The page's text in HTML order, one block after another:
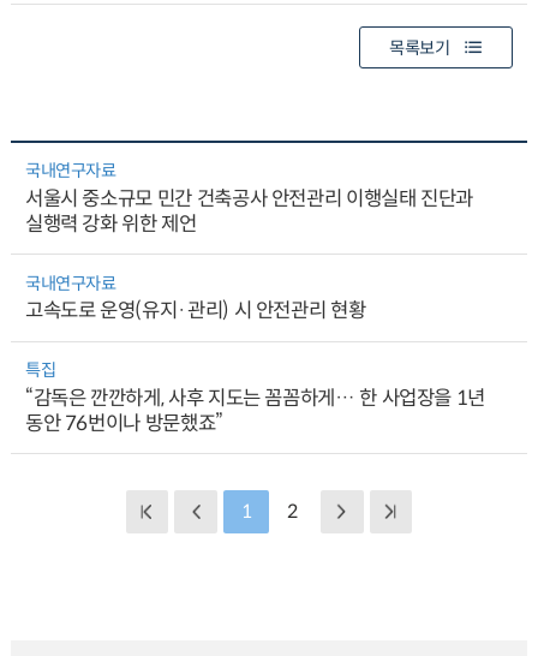
목록보기
국내연구자료
서울시 중소규모 민간 건축공사 안전관리 이행실태 진단과
실행력 강화 위한 제언
국내연구자료
고속도로 운영(유지·관리) 시 안전관리 현황
특집
“감독은 깐깐하게, 사후 지도는 꼼꼼하게… 한 사업장을 1년
동안 76번이나 방문했죠”
1 2